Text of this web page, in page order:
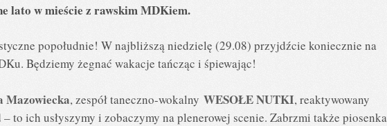
lato w mieście z rawskim MDKiem.
popołudnie! W najbliższą niedzielę (29.08) przyjdźcie koniecznie na
Będziemy żegnać wakacje tańcząc i śpiewając!
Mazowiecka, zespół taneczno-wokalny WESOŁE NUTKI, reaktywowany
– to ich usłyszymy i zobaczymy na plenerowej scenie. Zabrzmi także piosenka